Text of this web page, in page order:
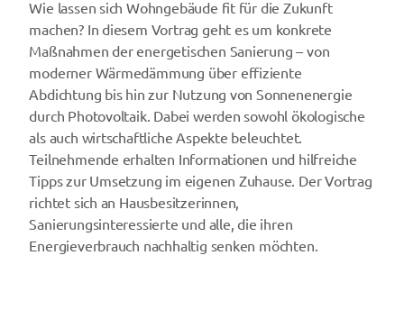
Wie lassen sich Wohngebäude fit für die Zukunft
machen? In diesem Vortrag geht es um konkrete
Maßnahmen der energetischen Sanierung – von
moderner Wärmedämmung über effiziente
Abdichtung bis hin zur Nutzung von Sonnenenergie
durch Photovoltaik. Dabei werden sowohl ökologische
als auch wirtschaftliche Aspekte beleuchtet.
Teilnehmende erhalten Informationen und hilfreiche
Tipps zur Umsetzung im eigenen Zuhause. Der Vortrag
richtet sich an Hausbesitzerinnen,
Sanierungsinteressierte und alle, die ihren
Energieverbrauch nachhaltig senken möchten.